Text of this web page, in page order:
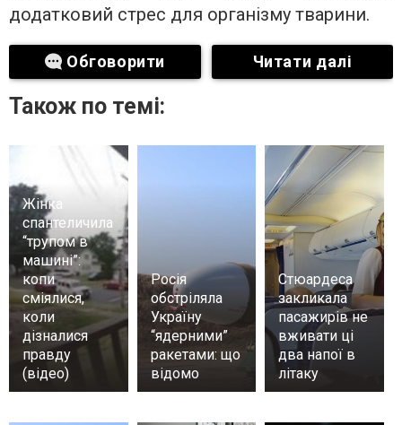
додатковий стрес для організму тварини.
Обговорити Читати далі
Також по темі:
Жінка
спантеличила
“трупом в
машині”:
копи
сміялися,
коли
дізналися
правду
(відео)
Росія
обстріляла
Україну
“ядерними”
ракетами: що
відомо
Стюардеса
закликала
пасажирів не
вживати ці
два напої в
літаку